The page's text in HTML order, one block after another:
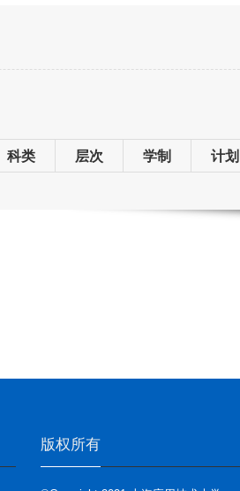
科类 层次 学制 计划
版权所有